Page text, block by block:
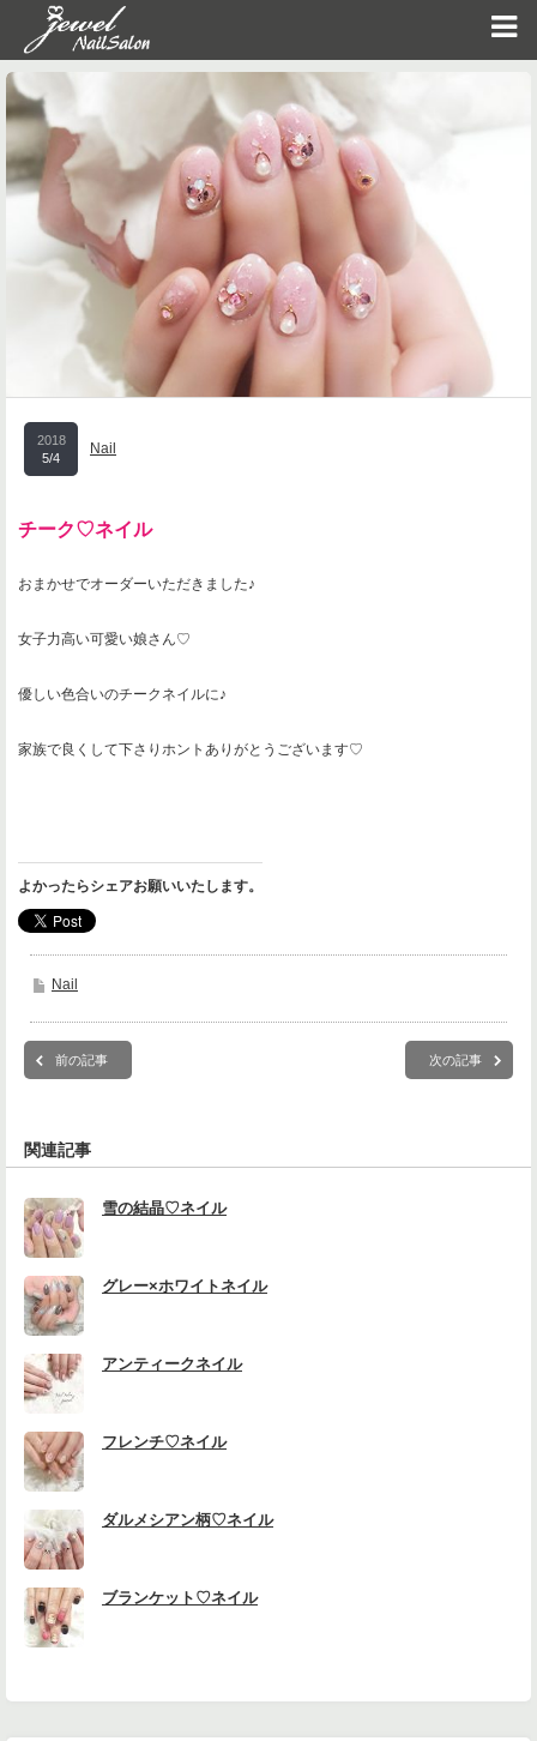
2018
5/4
Nail
チーク♡ネイル
おまかせでオーダーいただきました♪
女子力高い可愛い娘さん♡
優しい色合いのチークネイルに♪
家族で良くして下さりホントありがとうございます♡
よかったらシェアお願いいたします。
Nail
前の記事 次の記事
関連記事
雪の結晶♡ネイル
グレー×ホワイトネイル
アンティークネイル
フレンチ♡ネイル
ダルメシアン柄♡ネイル
ブランケット♡ネイル